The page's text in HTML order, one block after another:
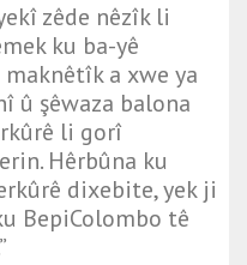
zêde nêzîk li
ku ba-yê
a xwe ya
û şêwaza balona
li gorî
Hêrbûna ku
dixebite, yek ji
BepiColombo tê